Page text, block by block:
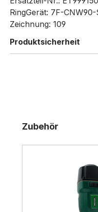
RingGerät: 7F-
Zeichnung: 109
Produktsicherheit
Produktgalerie
Zubehör